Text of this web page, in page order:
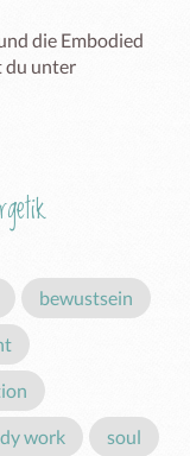
die Embodied
du unter
bewustsein
work soul